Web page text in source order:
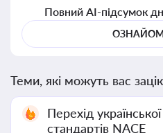
Повний AI-підсумок
Теми, які можуть вас
Перехід
стандартів NACE